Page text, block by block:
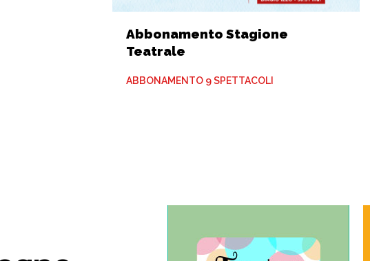
Abbonamento Stagione
Teatrale
ABBONAMENTO 9 SPETTACOLI
Continua